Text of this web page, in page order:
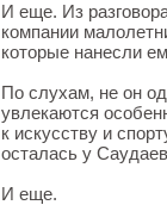
И еще. Из
компании
которые нанесли
По слухам, не он
увлекаются
к искусству и
осталась у
И еще.